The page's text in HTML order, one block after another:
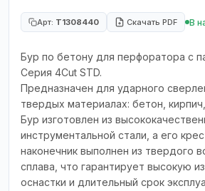
Арт: T1308440 Скачать PDF В
Бур по бетону для перфоратора с
Серия 4Cut STD.
Предназначен для ударного
твердых материалах: бетон,
Бур изготовлен из
инструментальной стали, а его
наконечник выполнен из твердого
сплава, что гарантирует высокую
оснастки и длительный срок